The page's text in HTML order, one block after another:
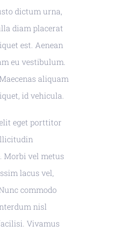
dictum urna,
diam placerat
est. Aenean
eu vestibulum.
aliquam
id vehicula.
eget porttitor
Morbi vel metus
lacus vel,
commodo
nisl
Vivamus